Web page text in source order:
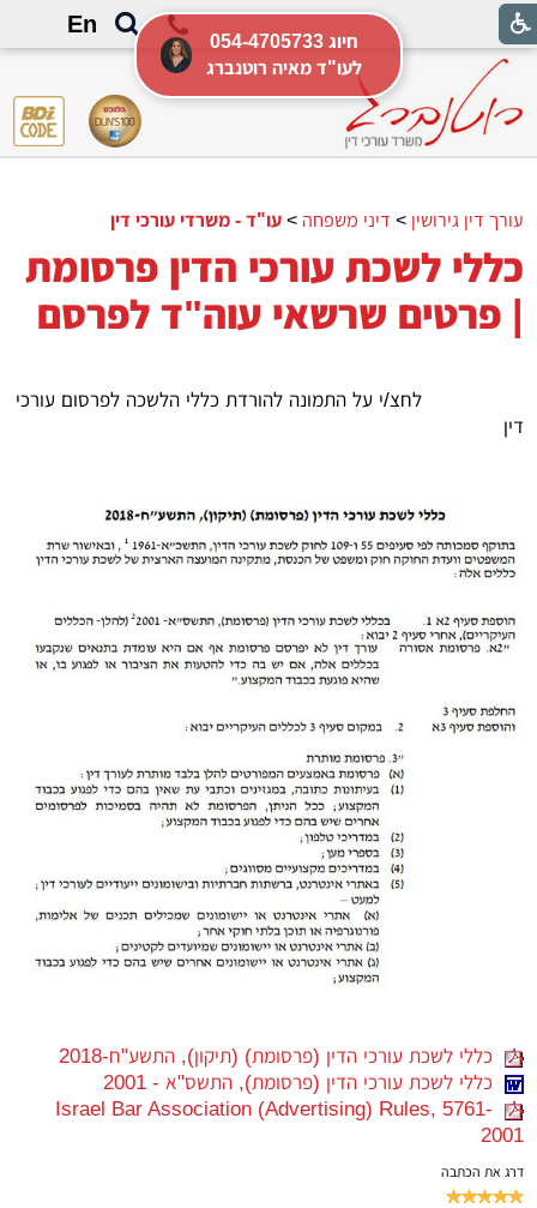
En
עורך דין גירושין > דיני משפחה >עו"ד - משרדי עורכי דין
כללי לשכת עורכי הדין פרסומת
| פרטים שרשאי עוה"ד לפרסם
לחצ/י על התמונה להורדת כללי הלשכה לפרסום עורכי
דין
כללי לשכת עורכי הדין (פרסומת) (תיקון), התשע"ח-2018
כללי לשכת עורכי הדין (פרסומת), התשס"א - 2001
Israel Bar Association (Advertising) Rules, 5761-
2001
דרג את הכתבה
054-4705733 חיוג
לעו"ד מאיה רוטנברג